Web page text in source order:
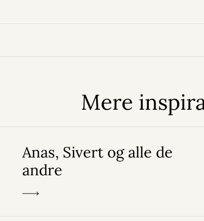
Mere
Anas, Sivert og alle de
andre